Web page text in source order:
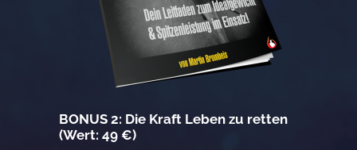
BONUS 2: Die Kraft Leben zu retten
(Wert: 49 €)